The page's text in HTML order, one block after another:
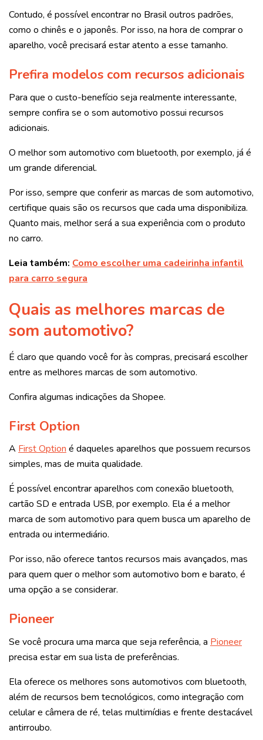
Contudo, é possível encontrar no Brasil outros padrões,
como o chinês e o japonês. Por isso, na hora de comprar o
aparelho, você precisará estar atento a esse tamanho.
Prefira modelos com recursos adicionais
Para que o custo-benefício seja realmente interessante,
sempre confira se o som automotivo possui recursos
adicionais.
O melhor som automotivo com bluetooth, por exemplo, já é
um grande diferencial.
Por isso, sempre que conferir as marcas de som automotivo,
certifique quais são os recursos que cada uma disponibiliza.
Quanto mais, melhor será a sua experiência com o produto
no carro.
Leia também: Como escolher uma cadeirinha infantil
para carro segura
Quais as melhores marcas de
som automotivo?
É claro que quando você for às compras, precisará escolher
entre as melhores marcas de som automotivo.
Confira algumas indicações da Shopee.
First Option
A First Option é daqueles aparelhos que possuem recursos
simples, mas de muita qualidade.
É possível encontrar aparelhos com conexão bluetooth,
cartão SD e entrada USB, por exemplo. Ela é a melhor
marca de som automotivo para quem busca um aparelho de
entrada ou intermediário.
Por isso, não oferece tantos recursos mais avançados, mas
para quem quer o melhor som automotivo bom e barato, é
uma opção a se considerar.
Pioneer
Se você procura uma marca que seja referência, a Pioneer
precisa estar em sua lista de preferências.
Ela oferece os melhores sons automotivos com bluetooth,
além de recursos bem tecnológicos, como integração com
celular e câmera de ré, telas multimídias e frente destacável
antirroubo.